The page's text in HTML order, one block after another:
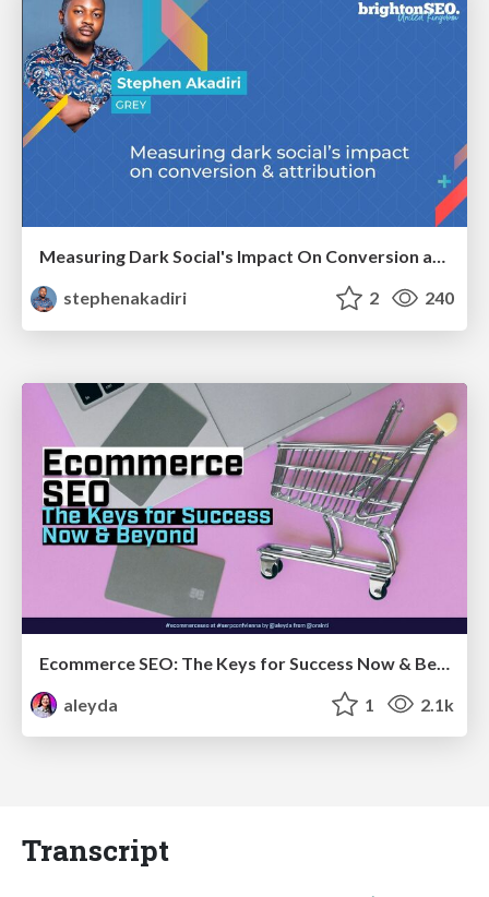
Measuring Dark Social's Impact On Conversion and Attribution
stephenakadiri
2 240
aleyda
1 2.1k
Transcript